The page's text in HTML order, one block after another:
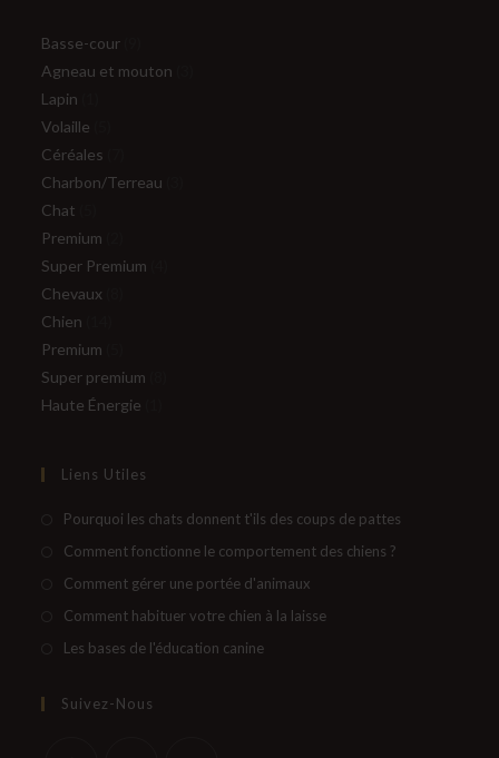
Basse-cour
Agneau et mouton
Lapin
Volaille
Céréales
Charbon/Terreau
Chat
Premium
Super Premium
Chevaux
Chien
Premium
Super premium
Haute Énergie
Liens Utiles
Pourquoi les chats donnent t'ils des coups de pattes
Comment fonctionne le comportement des chiens ?
Comment gérer une portée d'animaux
Comment habituer votre chien à la laisse
Les bases de l'éducation canine
Suivez-Nous